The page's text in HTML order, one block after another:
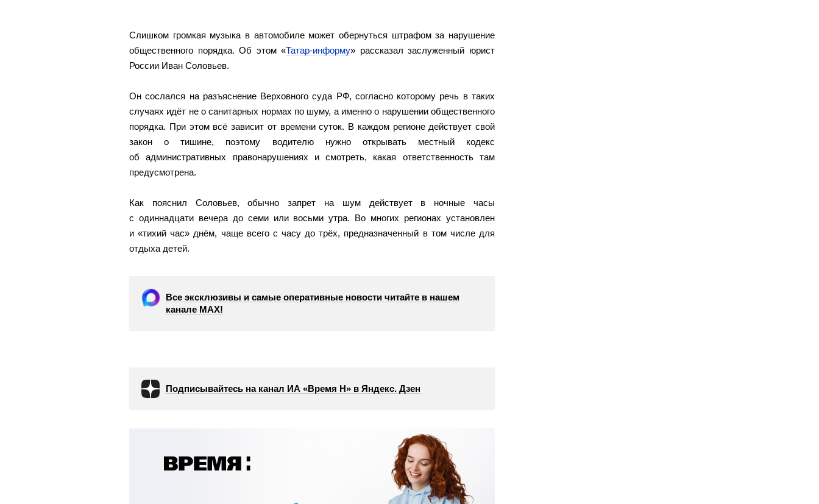
Слишком громкая музыка в автомобиле может обернуться штрафом за нарушение
общественного порядка. Об этом «Татар-информу» рассказал заслуженный юрист
России Иван Соловьев.
Он сослался на разъяснение Верховного суда РФ, согласно которому речь в таких
случаях идёт не о санитарных нормах по шуму, а именно о нарушении общественного
порядка. При этом всё зависит от времени суток. В каждом регионе действует свой
закон о тишине, поэтому водителю нужно открывать местный кодекс
об административных правонарушениях и смотреть, какая ответственность там
предусмотрена.
Как пояснил Соловьев, обычно запрет на шум действует в ночные часы
с одиннадцати вечера до семи или восьми утра. Во многих регионах установлен
и «тихий час» днём, чаще всего с часу до трёх, предназначенный в том числе для
отдыха детей.
Все эксклюзивы и самые оперативные новости читайте в нашем
канале МАХ!
Подписывайтесь на канал ИА «Время Н» в Яндекс. Дзен